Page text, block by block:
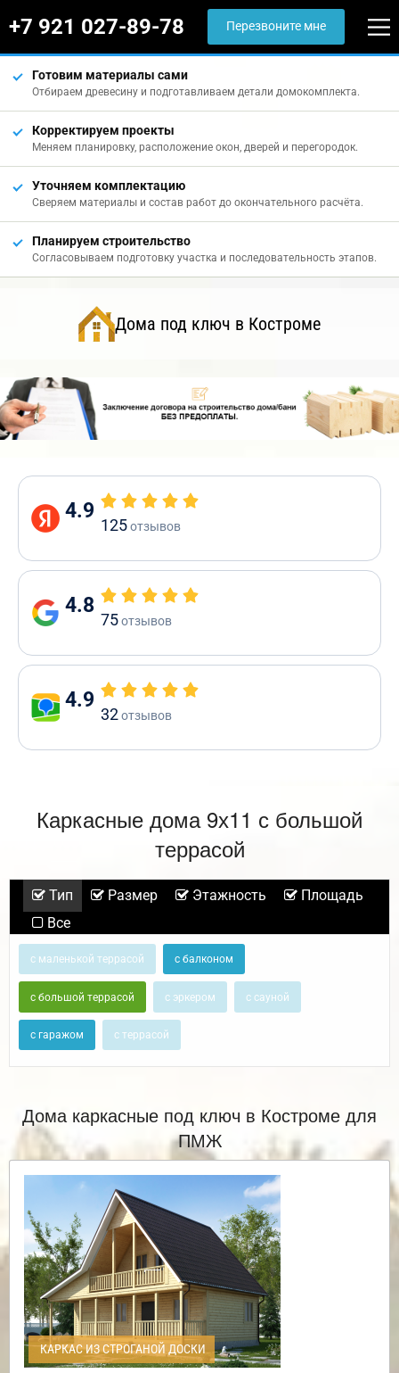
+7 921 027-89-78 Перезвоните мне
Готовим материалы сами
Отбираем древесину и подготавливаем детали домокомплекта.
Корректируем проекты
Меняем планировку, расположение окон, дверей и перегородок.
Уточняем комплектацию
Сверяем материалы и состав работ до окончательного расчёта.
Планируем строительство
Согласовываем подготовку участка и последовательность этапов.
Дома под ключ в Костроме
4.9
125отзывов
4.8
75отзывов
4.9
32отзывов
Каркасные дома 9х11 с большой
террасой
Тип Размер Этажность
Площадь
Все
с маленькой террасой с балконом
с большой террасой с эркером с сауной
с гаражом с террасой
Дома каркасные под ключ в Костроме для
ПМЖ
КАРКАС ИЗ СТРОГАНОЙ ДОСКИ